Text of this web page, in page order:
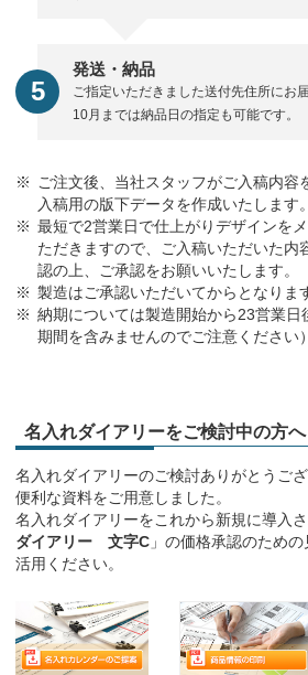
発送・納品
ご指定いただきました送付先住所にお
10月までは納品日の指定も可能です。
ご注文後、当社スタッフがご入稿内容
入稿用の版下データを作成いたします。
最短で2営業日で仕上がりデザインを
ただきますので、ご入稿いただいた内
認の上、ご承認をお願いいたします。
製造はご承認いただいてからとなりま
納期については製造開始から23営業日
期間を含みませんのでご注意ください
名入れダイアリーをご検討中の方へ
名入れダイアリーのご検討ありがとうご
便利な資料をご用意しました。
名入れダイアリーをこれから新規に導入
ダイアリー 文字C 」の価格承認のため
活用ください。